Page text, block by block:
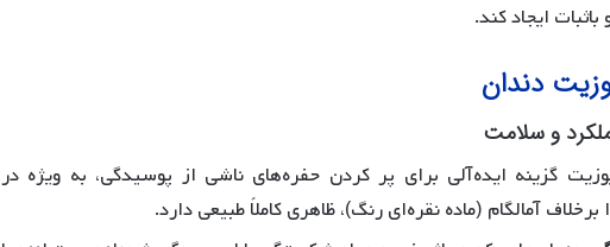
ایجاد کند.
دندان
و سلامت
گزینه ایده‌آلی برای پر کردن حفره‌های ناشی از پوسیدگی، به ویژه در
آمالگام (ماده نقره‌ای رنگ)، ظاهری کاملاً طبیعی دارد.